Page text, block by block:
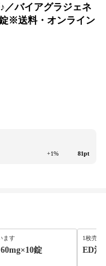
／バイアグラジェネ
※送料・オンライン
+1% 81pt
ます
錠
1枚売れ
ED治